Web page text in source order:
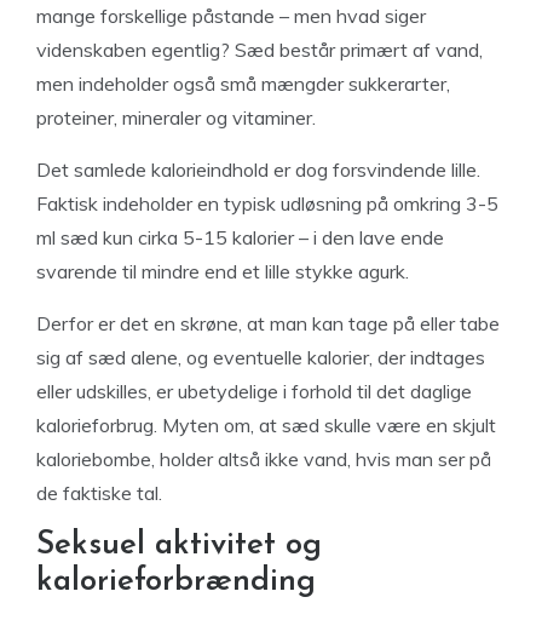
mange forskellige påstande – men hvad siger
videnskaben egentlig? Sæd består primært af vand,
men indeholder også små mængder sukkerarter,
proteiner, mineraler og vitaminer.
Det samlede kalorieindhold er dog forsvindende lille.
Faktisk indeholder en typisk udløsning på omkring 3-5
ml sæd kun cirka 5-15 kalorier – i den lave ende
svarende til mindre end et lille stykke agurk.
Derfor er det en skrøne, at man kan tage på eller tabe
sig af sæd alene, og eventuelle kalorier, der indtages
eller udskilles, er ubetydelige i forhold til det daglige
kalorieforbrug. Myten om, at sæd skulle være en skjult
kaloriebombe, holder altså ikke vand, hvis man ser på
de faktiske tal.
Seksuel aktivitet og
kalorieforbrænding